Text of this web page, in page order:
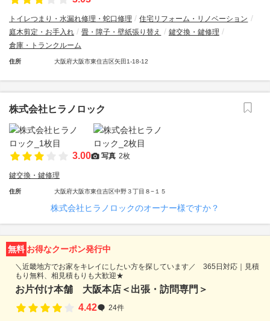
トイレつまり・水漏れ修理・蛇口修理
住宅リフォーム・リノベーション
庭木剪定・お手入れ
畳・障子・壁紙張り替え
鍵交換・鍵修理
倉庫・トランクルーム
住所 大阪府大阪市東住吉区矢田1-18-12
株式会社ヒラノロック
3.00 写真 2枚
鍵交換・鍵修理
住所 大阪府大阪市東住吉区中野３丁目８−１５
株式会社ヒラノロックのオーナー様ですか？
無料 お得なクーポン発行中
＼近畿地方でお家をキレイにしたい方を探しています／ 365日対応｜見積
もり無料、相見積もりも大歓迎★
お片付け本舗 大阪本店＜出張・訪問専門＞
4.42
24件